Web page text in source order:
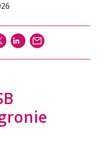
SHARE SHARE